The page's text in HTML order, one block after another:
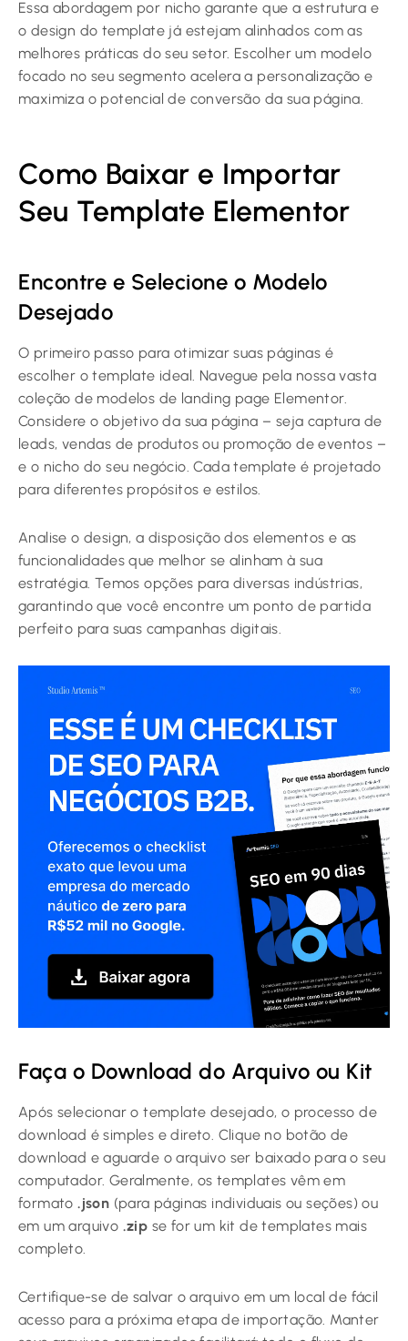
Essa abordagem por nicho garante que a estrutura e
o design do template já estejam alinhados com as
melhores práticas do seu setor. Escolher um modelo
focado no seu segmento acelera a personalização e
maximiza o potencial de conversão da sua página.
Como Baixar e Importar
Seu Template Elementor
Encontre e Selecione o Modelo
Desejado
O primeiro passo para otimizar suas páginas é
escolher o template ideal. Navegue pela nossa vasta
coleção de modelos de landing page Elementor.
Considere o objetivo da sua página – seja captura de
leads, vendas de produtos ou promoção de eventos –
e o nicho do seu negócio. Cada template é projetado
para diferentes propósitos e estilos.
Analise o design, a disposição dos elementos e as
funcionalidades que melhor se alinham à sua
estratégia. Temos opções para diversas indústrias,
garantindo que você encontre um ponto de partida
perfeito para suas campanhas digitais.
Faça o Download do Arquivo ou Kit
Após selecionar o template desejado, o processo de
download é simples e direto. Clique no botão de
download e aguarde o arquivo ser baixado para o seu
computador. Geralmente, os templates vêm em
formato.json (para páginas individuais ou seções) ou
em um arquivo .zip se for um kit de templates mais
completo.
Certifique-se de salvar o arquivo em um local de fácil
acesso para a próxima etapa de importação. Manter